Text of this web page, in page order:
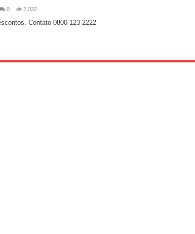
0 2,032
Contato 0800 123 2222